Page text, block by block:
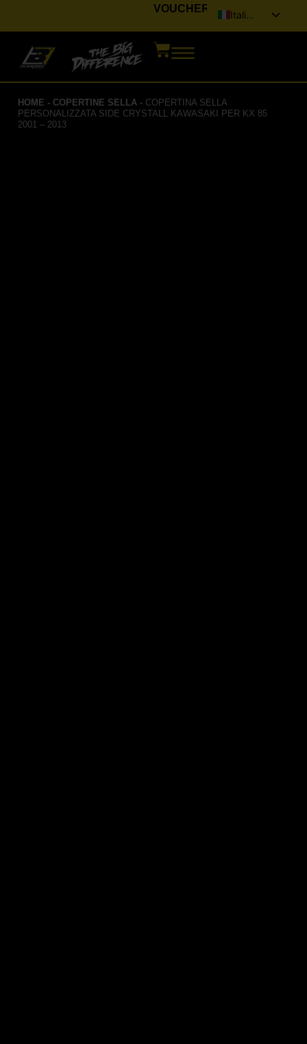
VOUCHER
Italiano
Deutsch
HOME - COPERTINE SELLA - COPERTINA SELLA
PERSONALIZZATA SIDE CRYSTALL KAWASAKI PER KX 85
2001 – 2013